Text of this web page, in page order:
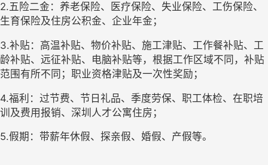
2.五险二金：养老保险、医疗保险、失业保险、工伤保险、
生育保险及住房公积金、企业年金；
3.补贴：高温补贴、物价补贴、施工津贴、工作餐补贴、工
龄补贴、远征补贴、电脑补贴等，根据工作区域不同，补贴
范围有所不同；职业资格津贴及一次性奖励；
4.福利：过节费、节日礼品、季度劳保、职工体检、在职培
训及费用报销、深圳人才公寓住房；
5.假期：带薪年休假、探亲假、婚假、产假等。